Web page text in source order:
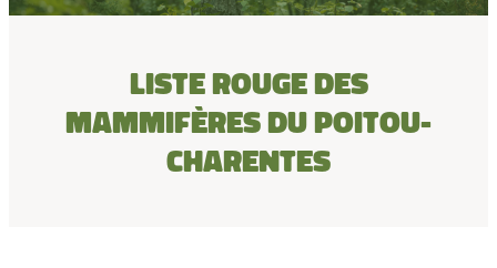
Liste rouge des
Mammifères du Poitou-
Charentes